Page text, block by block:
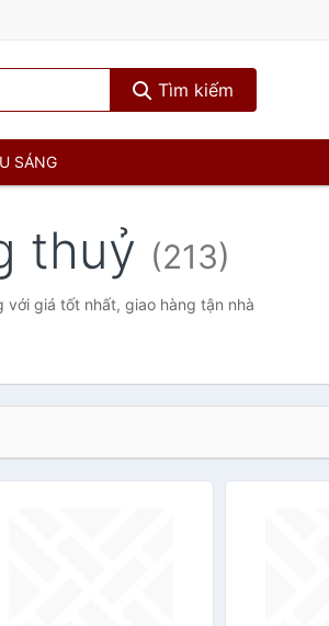
Tìm kiếm
SÁNG
thuỷ (213)
giá tốt nhất, giao hàng tận nhà